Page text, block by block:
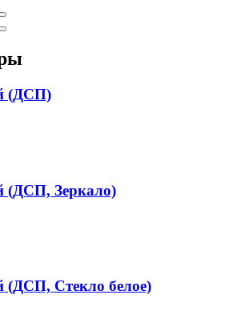
(ДСП)
(ДСП, Зеркало)
(ДСП, Стекло белое)